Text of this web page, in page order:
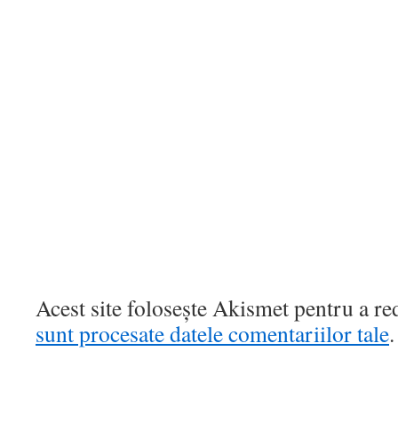
Acest site folosește Akismet pentru a
sunt procesate datele comentariilor tale.